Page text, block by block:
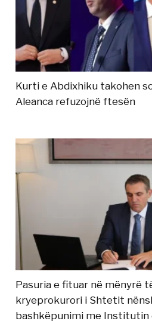
Kurti e Abdixhiku takohen
Aleanca refuzojnë ftesën
Pasuria e fituar në mënyrë
kryeprokurori i Shtetit
bashkëpunimi me Institutin